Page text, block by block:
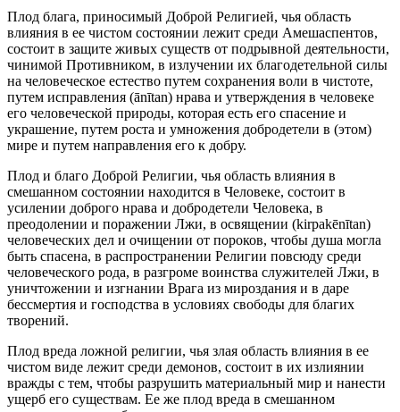
Плод блага, приносимый Доброй Религией, чья область
влияния в ее чистом состоянии лежит среди Амешаспентов,
состоит в защите живых существ от подрывной деятельности,
чинимой Противником, в излучении их благодетельной силы
на человеческое естество путем сохранения воли в чистоте,
путем исправления (ānītan) нрава и утверждения в человеке
его человеческой природы, которая есть его спасение и
украшение, путем роста и умножения добродетели в (этом)
мире и путем направления его к добру.
Плод и благо Доброй Религии, чья область влияния в
смешанном состоянии находится в Человеке, состоит в
усилении доброго нрава и добродетели Человека, в
преодолении и поражении Лжи, в освящении (kirpakēnītan)
человеческих дел и очищении от пороков, чтобы душа могла
быть спасена, в распространении Религии повсюду среди
человеческого рода, в разгроме воинства служителей Лжи, в
уничтожении и изгнании Врага из мироздания и в даре
бессмертия и господства в условиях свободы для благих
творений.
Плод вреда ложной религии, чья злая область влияния в ее
чистом виде лежит среди демонов, состоит в их излиянии
вражды с тем, чтобы разрушить материальный мир и нанести
ущерб его существам. Ее же плод вреда в смешанном